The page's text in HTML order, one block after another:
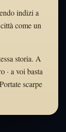
indizi a
come un
storia. A
· a voi basta
scarpe